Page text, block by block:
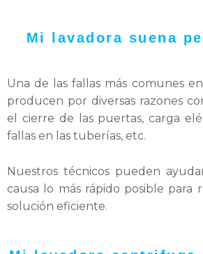
Mi lavadora suena
Una de las fallas más comunes
producen por diversas razones
el cierre de las puertas, carga
fallas en las tuberías, etc.
Nuestros técnicos pueden
causa lo más rápido posible para
solución eficiente.